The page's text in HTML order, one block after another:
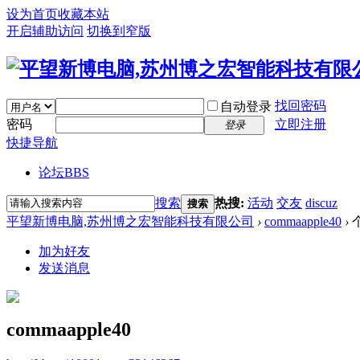
设为首页收藏本站
开启辅助访问 切换到窄版
自动登录 找回密码
密码
登录
立即注册
快捷导航
论坛BBS
搜索 搜索 热搜: 活动 交友 discuz
平望新博电脑,苏州博之宏智能科技有限公司 › commaapple40 ›
加为好友
发送消息
commaapple40